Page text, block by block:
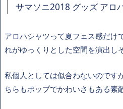
サマソニ2018 グッズ アロ
アロハシャツって夏フェス感だけ
れがゆっくりとした空間を演出し
私個人としては似合わないのです
ちらもポップでかわいさもある素